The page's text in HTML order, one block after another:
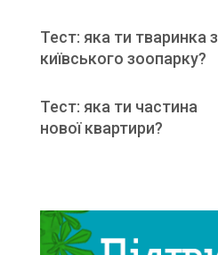
Тест: яка ти тваринка з
київського зоопарку?
Тест: яка ти частина
нової квартири?